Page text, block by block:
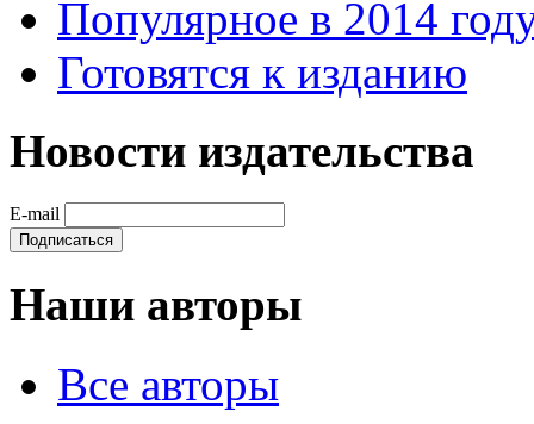
Популярное в 2014
Готовятся к изданию
Новости издательства
E-mail
Наши авторы
Все авторы